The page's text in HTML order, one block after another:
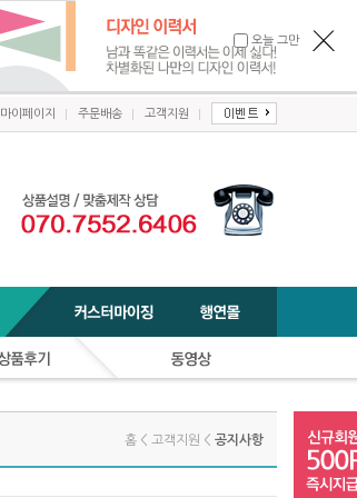
오늘 그만
마이페이지 주문배송 고객지원
홈 < 고객지원 < 공지사항